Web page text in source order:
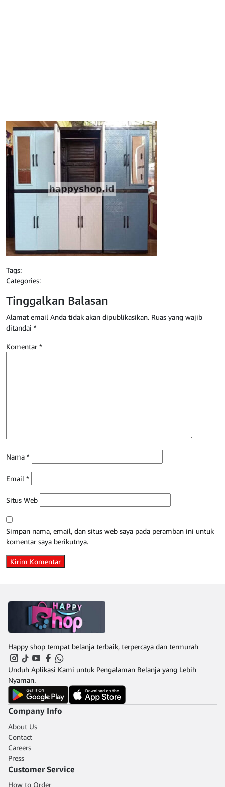
Tags:
Categories:
Tinggalkan Balasan
Alamat email Anda tidak akan dipublikasikan. Ruas yang wajib
ditandai *
Komentar *
Nama *
Email *
Situs Web
Simpan nama, email, dan situs web saya pada peramban ini untuk
komentar saya berikutnya.
Happy shop tempat belanja terbaik, terpercaya dan termurah
Unduh Aplikasi Kami untuk Pengalaman Belanja yang Lebih
Nyaman.
Company Info
About Us
Contact
Careers
Press
Customer Service
How to Order